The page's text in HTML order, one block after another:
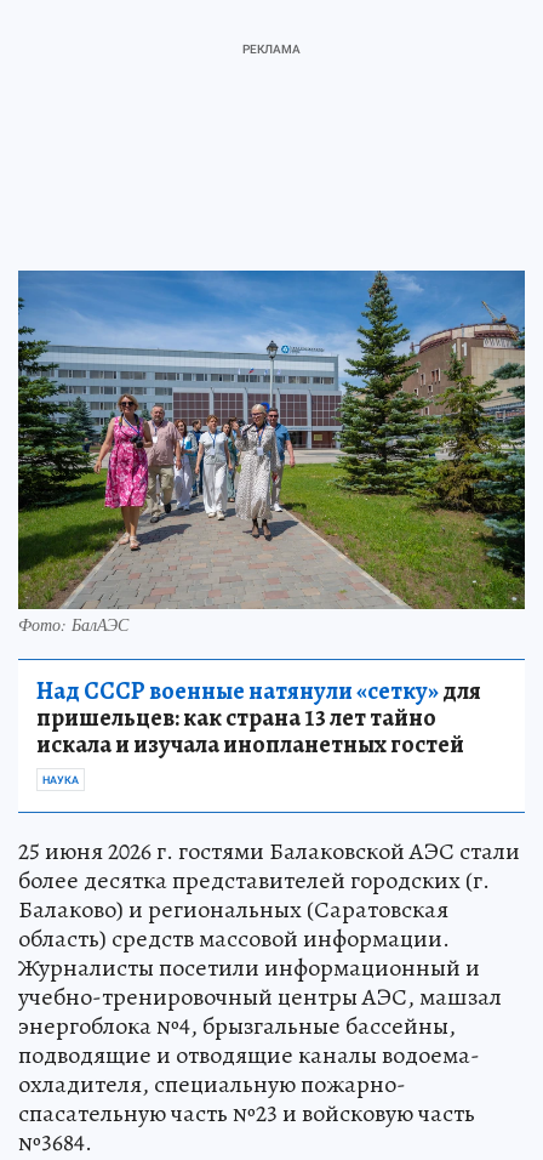
Фото: БалАЭС
Над СССР военные натянули «сетку»для
пришельцев: как страна 13 лет тайно
искала и изучала инопланетных гостей
НАУКА
25 июня 2026 г. гостями Балаковской АЭС стали
более десятка представителей городских (г.
Балаково) и региональных (Саратовская
область) средств массовой информации.
Журналисты посетили информационный и
учебно-тренировочный центры АЭС, машзал
энергоблока №4, брызгальные бассейны,
подводящие и отводящие каналы водоема-
охладителя, специальную пожарно-
спасательную часть №23 и войсковую часть
№3684.